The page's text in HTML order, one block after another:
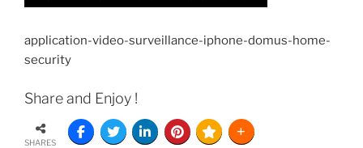
application-video-surveillance-iphone-domus-home-
security
Share and Enjoy !
SHARES